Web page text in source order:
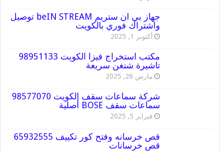
جهاز بي ان ستريم beIN STREAM توصيل
واشتراك فوري بالكويت
أكتوبر 1, 2025
مكتب استخراج فيزا الكويت 98951133
تاشيرة شنغن سريعة
مارس 26, 2025
شركة سماعات سقف الكويت 98577070
سماعات سقف BOSE أصلية
فبراير 5, 2025
قص خرسانه وفتح كور تكييف 65932555
قص خرسانات